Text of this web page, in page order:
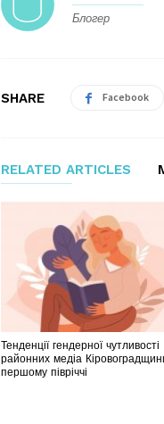
Блогер
SHARE Facebook
RELATED ARTICLES
Тенденції гендерної чутливості
районних медіа
першому півріччі